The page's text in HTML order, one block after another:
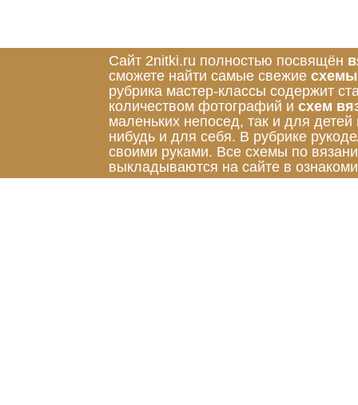
Сайт 2nitki.ru полностью посвящён
сможете найти самые свежие схемы
рубрика мастер-классы содержит
количеством фотографий и схем
маленьких непосед, так и для
нибудь и для себя. В рубрике
своими руками. Все схемы по
выкладываются на сайте в